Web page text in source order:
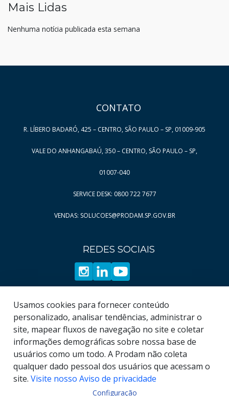
Mais Lidas
Nenhuma notícia publicada esta semana
CONTATO
R. LÍBERO BADARÓ, 425 – CENTRO, SÃO PAULO – SP, 01009-905
VALE DO ANHANGABAÚ, 350 – CENTRO, SÃO PAULO – SP,
01007-040
SERVICE DESK: 0800 722 7677
VENDAS: SOLUCOES@PRODAM.SP.GOV.BR
REDES SOCIAIS
Usamos cookies para fornecer conteúdo
personalizado, analisar tendências, administrar o
site, mapear fluxos de navegação no site e coletar
informações demográficas sobre nossa base de
usuários como um todo. A Prodam não coleta
qualquer dado pessoal dos usuários que acessam o
site. Visite nosso Aviso de privacidade
Configuração